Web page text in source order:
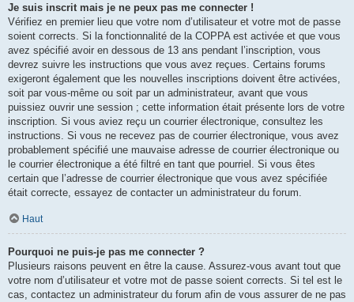
Je suis inscrit mais je ne peux pas me connecter !
Vérifiez en premier lieu que votre nom d’utilisateur et votre mot de passe
soient corrects. Si la fonctionnalité de la COPPA est activée et que vous
avez spécifié avoir en dessous de 13 ans pendant l’inscription, vous
devrez suivre les instructions que vous avez reçues. Certains forums
exigeront également que les nouvelles inscriptions doivent être activées,
soit par vous-même ou soit par un administrateur, avant que vous
puissiez ouvrir une session ; cette information était présente lors de votre
inscription. Si vous aviez reçu un courrier électronique, consultez les
instructions. Si vous ne recevez pas de courrier électronique, vous avez
probablement spécifié une mauvaise adresse de courrier électronique ou
le courrier électronique a été filtré en tant que pourriel. Si vous êtes
certain que l’adresse de courrier électronique que vous avez spécifiée
était correcte, essayez de contacter un administrateur du forum.
Haut
Pourquoi ne puis-je pas me connecter ?
Plusieurs raisons peuvent en être la cause. Assurez-vous avant tout que
votre nom d’utilisateur et votre mot de passe soient corrects. Si tel est le
cas, contactez un administrateur du forum afin de vous assurer de ne pas